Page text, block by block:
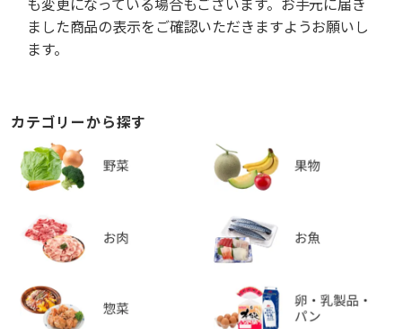
も変更になっている場合もございます。お手元に届き
ました商品の表示をご確認いただきますようお願いし
ます。
カテゴリーから探す